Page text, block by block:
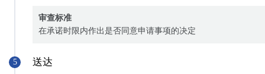
审查标准
在承诺时限内作出是否同意申请事项的决定
5 送达